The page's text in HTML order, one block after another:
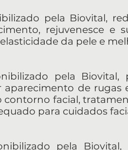
pela Biovital,
rejuvenesce e
da pele e
pela Biovital,
de rugas
facial,
para cuidados
pela